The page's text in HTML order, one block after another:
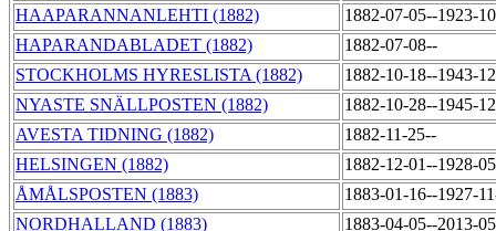
HAAPARANNANLEHTI (1882)
1882-07-05--1923-
HAPARANDABLADET (1882)
1882-07-08--
STOCKHOLMS HYRESLISTA (1882)
1882-10-18--1943-
NYASTE SNÄLLPOSTEN (1882)
1882-10-28--1945-
AVESTA TIDNING (1882)
1882-11-25--
HELSINGEN (1882)
1882-12-01--1928-
ÅMÅLSPOSTEN (1883)
1883-01-16--1927-
NORDHALLAND (1883)
1883-04-05--2013-